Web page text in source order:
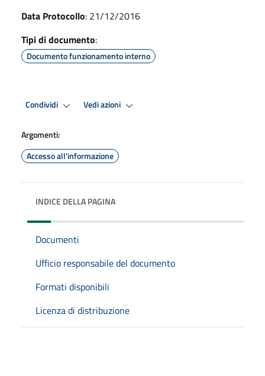
Data Protocollo: 21/12/2016
Tipi di documento:
Documento funzionamento interno
Condividi Vedi azioni
Argomenti:
Accesso all'informazione
INDICE DELLA PAGINA
Documenti
Ufficio responsabile del documento
Formati disponibili
Licenza di distribuzione